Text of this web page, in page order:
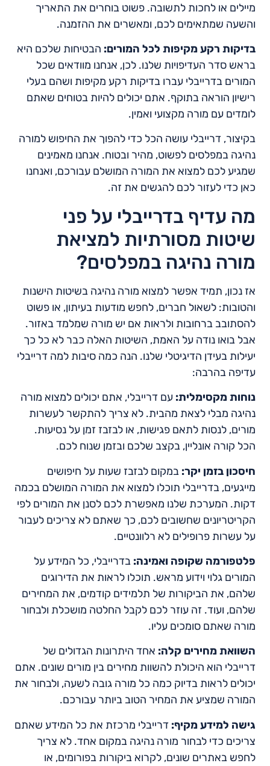
מיילים או לחכות לתשובה. פשוט בוחרים את התאריך
והשעה שמתאימים לכם, ומאשרים את ההזמנה.
בדיקות רקע מקיפות לכל המורים: הבטיחות שלכם היא
בראש סדר העדיפויות שלנו. לכן, אנחנו מוודאים שכל
המורים בדרייבלי עברו בדיקות רקע מקיפות ושהם בעלי
רישיון הוראה בתוקף. אתם יכולים להיות בטוחים שאתם
לומדים עם מורה מקצועי ואמין.
בקיצור, דרייבלי עושה הכל כדי להפוך את החיפוש למורה
נהיגה במפלסים לפשוט, מהיר ובטוח. אנחנו מאמינים
שמגיע לכם למצוא את המורה המושלם עבורכם, ואנחנו
כאן כדי לעזור לכם להגשים את זה.
מה עדיף בדרייבלי על פני
שיטות מסורתיות למציאת
מורה נהיגה במפלסים?
אז נכון, תמיד אפשר למצוא מורה נהיגה בשיטות הישנות
והטובות: לשאול חברים, לחפש מודעות בעיתון, או פשוט
להסתובב ברחובות ולראות אם יש מורה שמלמד באזור.
אבל בואו נודה על האמת, השיטות האלה כבר לא כל כך
יעילות בעידן הדיגיטלי שלנו. הנה כמה סיבות למה דרייבלי
עדיפה בהרבה:
נוחות מקסימלית: עם דרייבלי, אתם יכולים למצוא מורה
נהיגה מבלי לצאת מהבית. לא צריך להתקשר לעשרות
מורים, לנסות לתאם פגישות, או לבזבז זמן על נסיעות.
הכל קורה אונליין, בקצב שלכם ובזמן שנוח לכם.
חיסכון בזמן יקר: במקום לבזבז שעות על חיפושים
מייגעים, בדרייבלי תוכלו למצוא את המורה המושלם בכמה
דקות. המערכת שלנו מאפשרת לכם לסנן את המורים לפי
הקריטריונים שחשובים לכם, כך שאתם לא צריכים לעבור
על עשרות פרופילים לא רלוונטיים.
פלטפורמה שקופה ואמינה: בדרייבלי, כל המידע על
המורים גלוי וידוע מראש. תוכלו לראות את הדירוגים
שלהם, את הביקורות של תלמידים קודמים, את המחירים
שלהם, ועוד. זה עוזר לכם לקבל החלטה מושכלת ולבחור
מורה שאתם סומכים עליו.
השוואת מחירים קלה: אחד היתרונות הגדולים של
דרייבלי הוא היכולת להשוות מחירים בין מורים שונים. אתם
יכולים לראות בדיוק כמה כל מורה גובה לשעה, ולבחור את
המורה שמציע את המחיר הטוב ביותר עבורכם.
גישה למידע מקיף: דרייבלי מרכזת את כל המידע שאתם
צריכים כדי לבחור מורה נהיגה במקום אחד. לא צריך
לחפש באתרים שונים, לקרוא ביקורות בפורומים, או